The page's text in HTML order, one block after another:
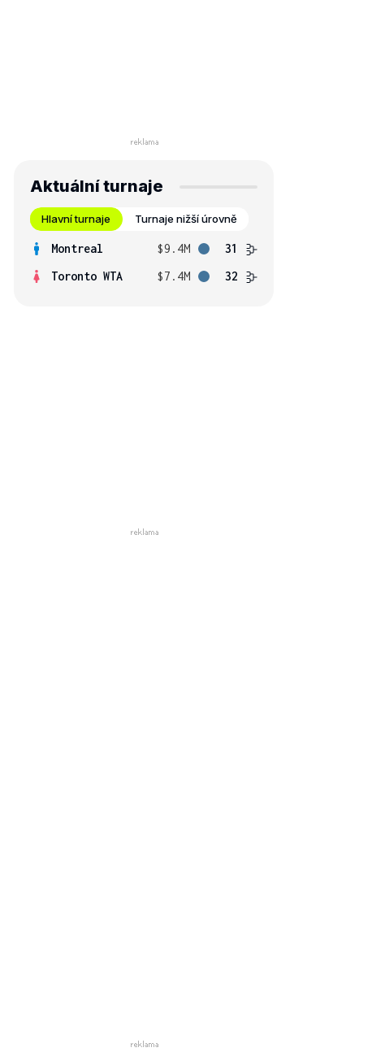
Aktuální turnaje
Hlavní turnaje Turnaje nižší úrovně
Montreal $9.4M
31
Toronto WTA
$7.4M 32